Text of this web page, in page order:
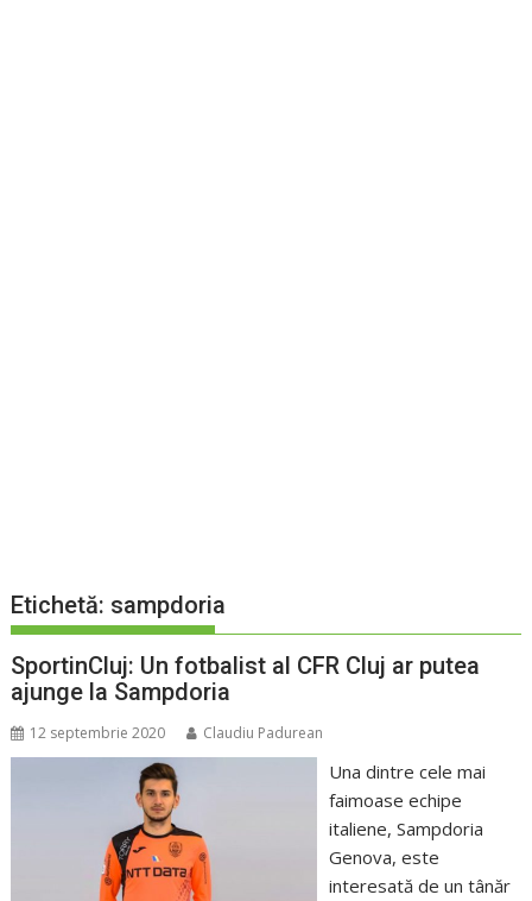
Etichetă: sampdoria
SportinCluj: Un fotbalist al CFR Cluj ar putea
ajunge la Sampdoria
12 septembrie 2020 Claudiu Padurean
Una dintre cele mai
faimoase echipe
italiene, Sampdoria
Genova, este
interesată de un tânăr